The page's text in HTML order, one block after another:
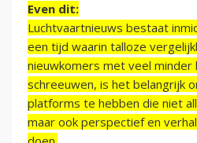
Even dit:
Luchtvaartnieuws bestaat
een tijd waarin talloze
nieuwkomers met veel minder
schreeuwen, is het belangrijk
platforms te hebben die niet
maar ook perspectief en